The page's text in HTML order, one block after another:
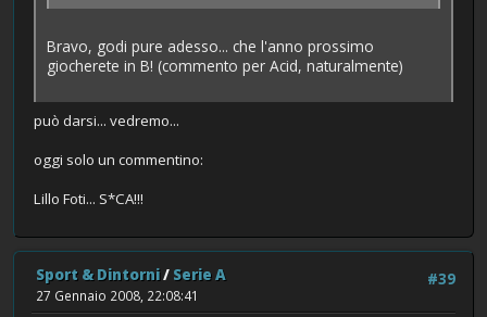
Bravo, godi pure adesso... che l'anno prossimo
giocherete in B! (commento per Acid, naturalmente)
può darsi... vedremo...
oggi solo un commentino:
Lillo Foti... S*CA!!!
#39
Sport & Dintorni/ Serie A
27 Gennaio 2008, 22:08:41